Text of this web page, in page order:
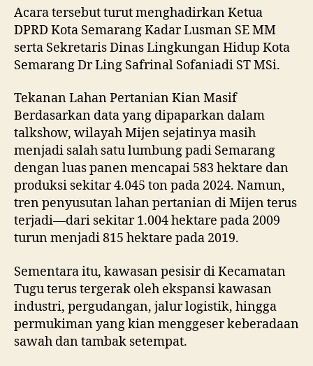
Acara tersebut turut menghadirkan Ketua
DPRD Kota Semarang Kadar Lusman SE MM
serta Sekretaris Dinas Lingkungan Hidup Kota
Semarang Dr Ling Safrinal Sofaniadi ST MSi.
Tekanan Lahan Pertanian Kian Masif
Berdasarkan data yang dipaparkan dalam
talkshow, wilayah Mijen sejatinya masih
menjadi salah satu lumbung padi Semarang
dengan luas panen mencapai 583 hektare dan
produksi sekitar 4.045 ton pada 2024. Namun,
tren penyusutan lahan pertanian di Mijen terus
terjadi—dari sekitar 1.004 hektare pada 2009
turun menjadi 815 hektare pada 2019.
Sementara itu, kawasan pesisir di Kecamatan
Tugu terus tergerak oleh ekspansi kawasan
industri, pergudangan, jalur logistik, hingga
permukiman yang kian menggeser keberadaan
sawah dan tambak setempat.